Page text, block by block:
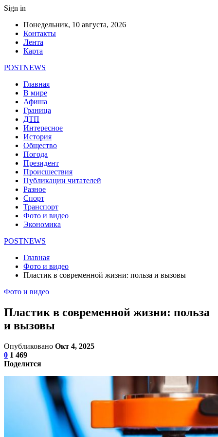
Sign in
Понедельник, 10 августа, 2026
Контакты
Лента
Карта
POSTNEWS
Главная
В мире
Афиша
Граница
ДТП
Интересное
История
Общество
Погода
Президент
Происшествия
Публикации читателей
Разное
Спорт
Транспорт
Фото и видео
Экономика
POSTNEWS
Главная
Фото и видео
Пластик в современной жизни: польза и вызовы
Фото и видео
Пластик в современной жизни: польза
и вызовы
Опубликовано Окт 4, 2025
0 1 469
Поделится